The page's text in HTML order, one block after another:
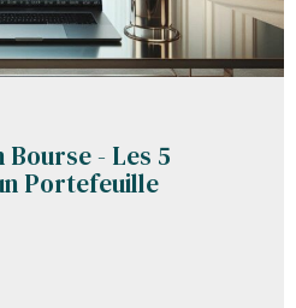
Bourse - Les 5
Portefeuille